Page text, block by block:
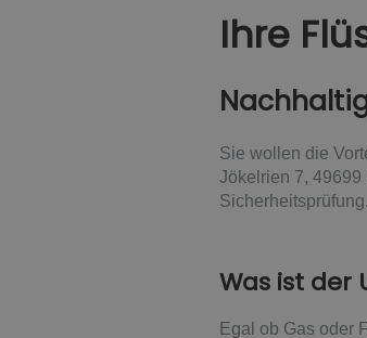
Ihre
Sie wollen die
Jökelrien 7,
Was ist der
Egal ob Gas oder